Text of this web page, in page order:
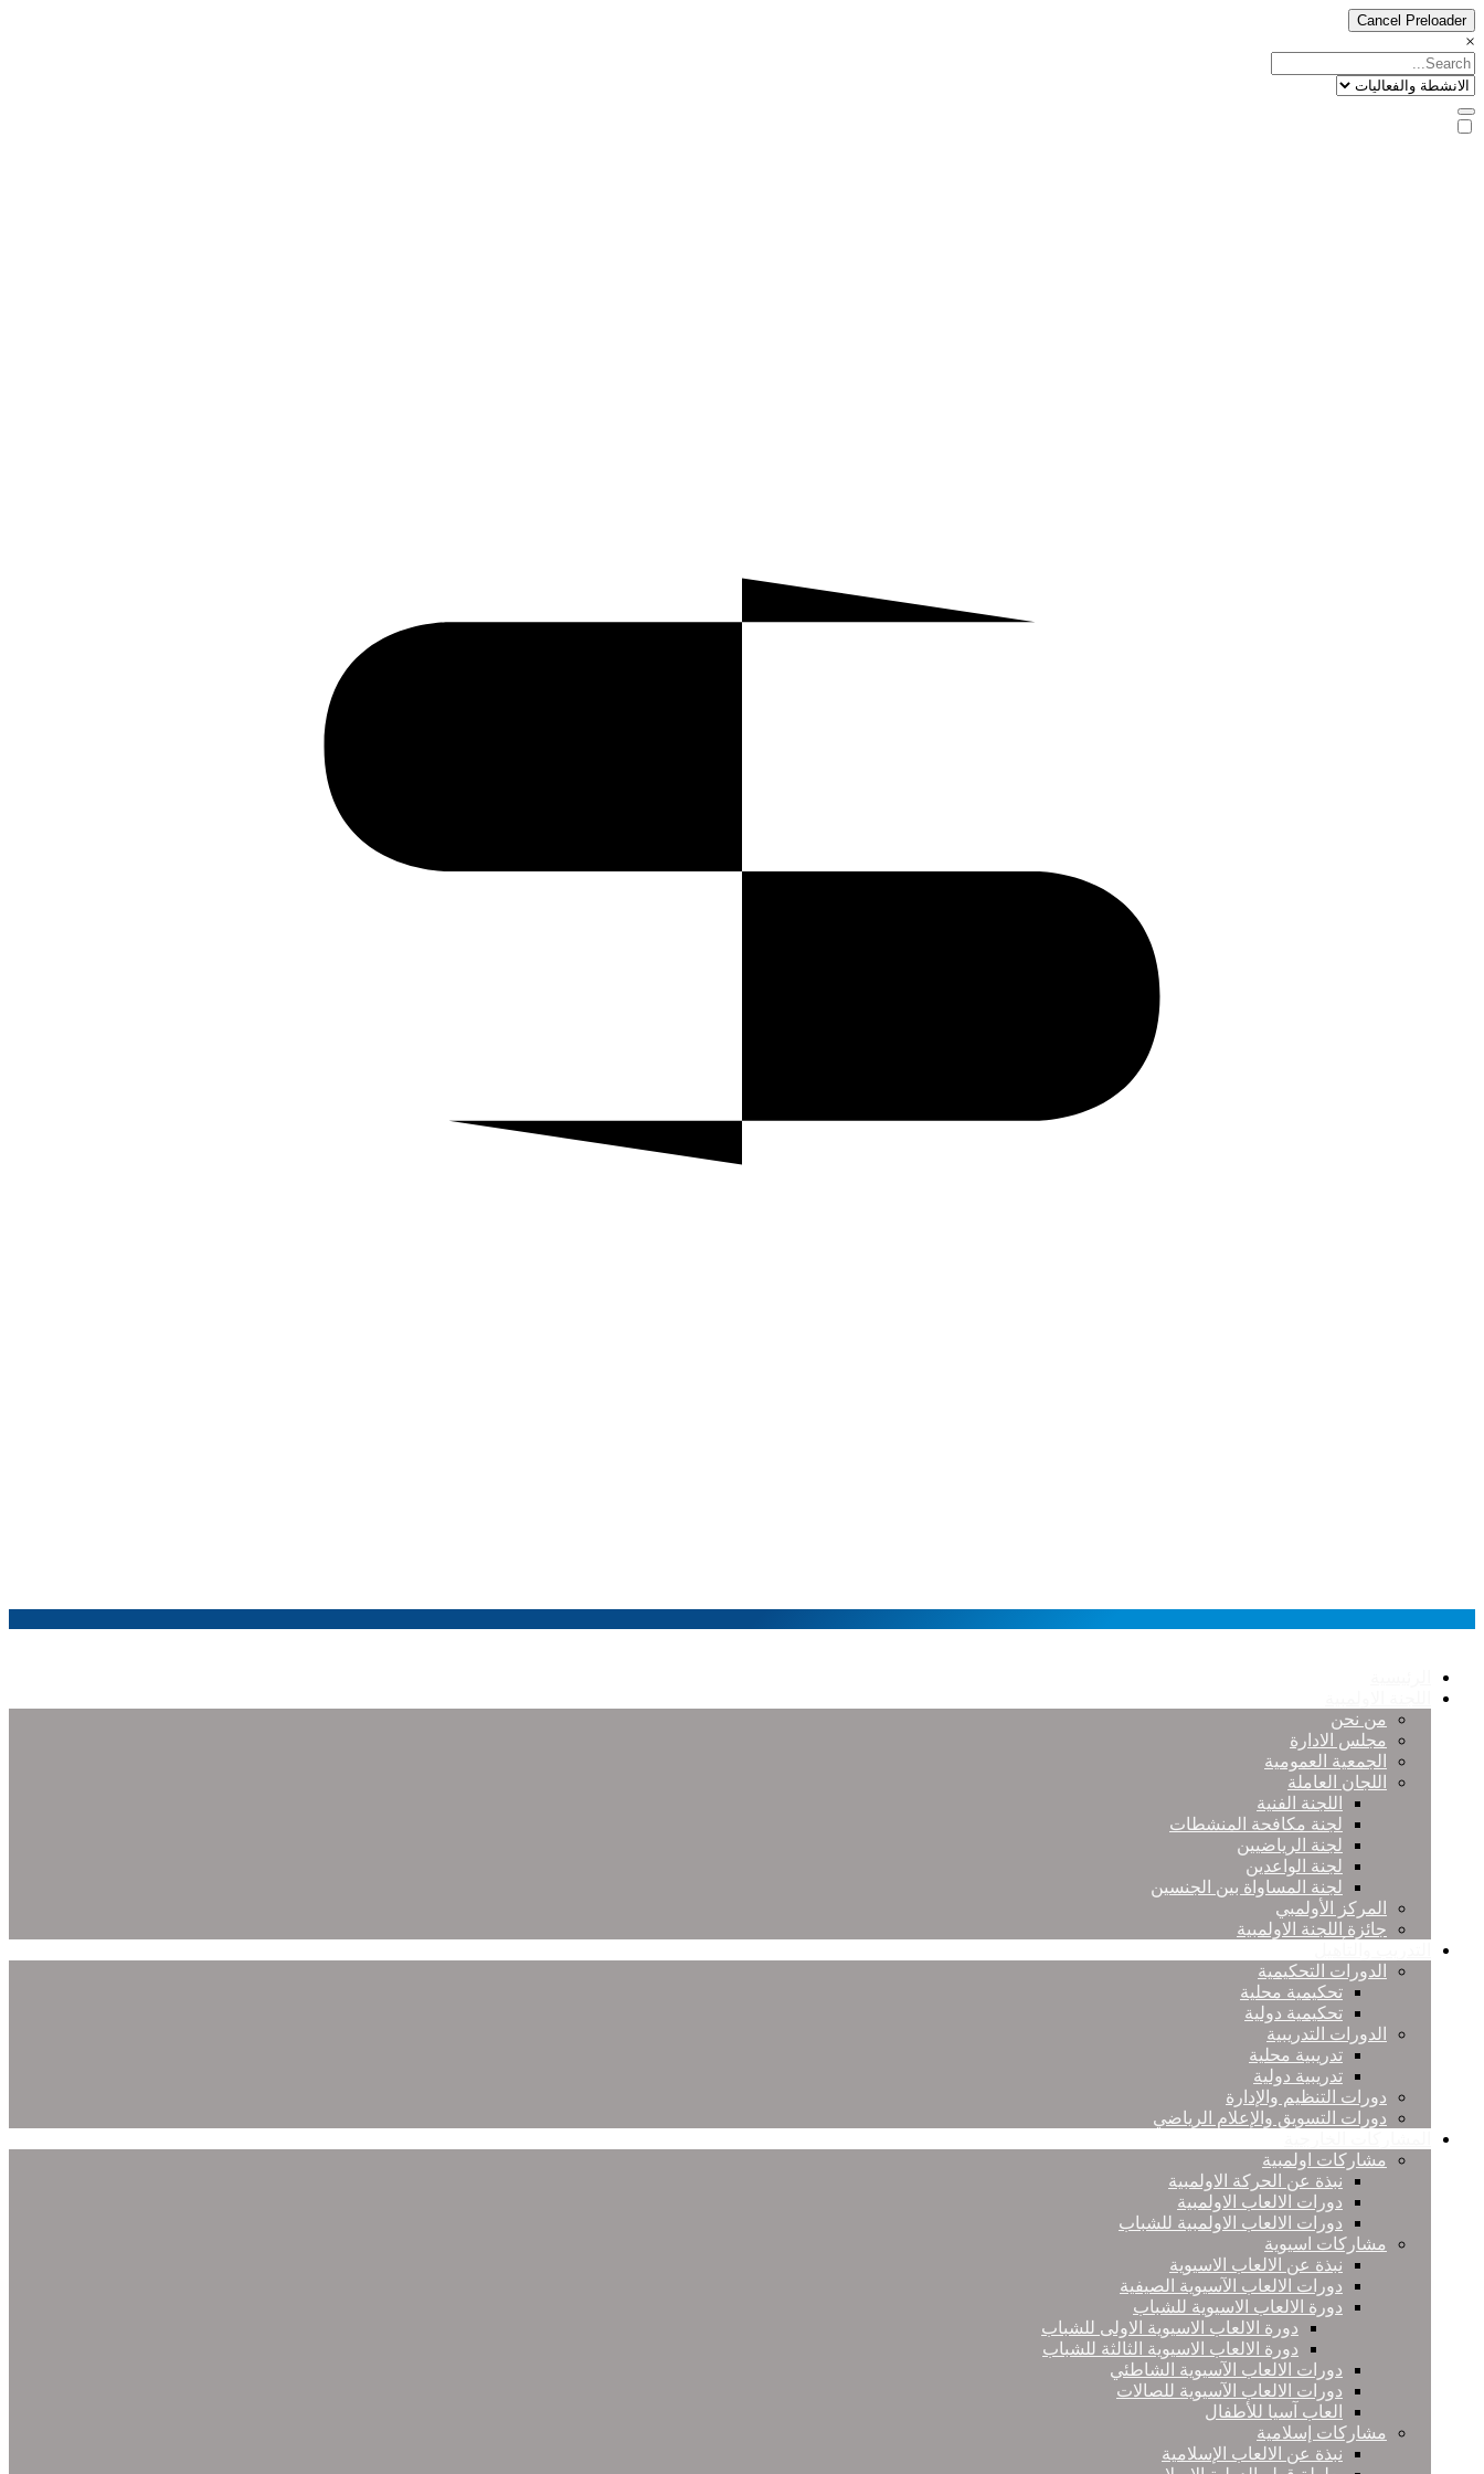
Cancel Preloader
×
من نحن
مجلس الادارة
الجمعية العمومية
اللجان العاملة
اللجنة الفنية
لجنة مكافحة المنشطات
لجنة الرياضيين
لجنة الواعدين
لجنة المساواة بين الجنسين
المركز الأولمبي
جائزة اللجنة الاولمبية
الدورات التحكيمية
تحكيمية محلية
تحكيمية دولية
الدورات التدريبية
تدريبية محلية
تدريبية دولية
دورات التنظيم والإدارة
دورات التسويق والإعلام الرياضي
مشاركات اولمبية
نبذة عن الحركة الاولمبية
دورات الالعاب الاولمبية
دورات الالعاب الاولمبية للشباب
مشاركات اسيوية
نبذة عن الالعاب الاسيوية
دورات الالعاب الآسيوية الصيفية
دورة الالعاب الاسيوية للشباب
دورة الالعاب الاسيوية الاولى للشباب
دورة الالعاب الاسيوية الثالثة للشباب
دورات الالعاب الآسيوية الشاطئي
دورات الالعاب الآسيوية للصالات
العاب آسيا للأطفال
مشاركات إسلامية
نبذة عن الالعاب الإسلامية